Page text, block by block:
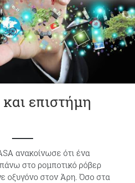
επιστήμη
ανακοίνωσε ότι ένα
στο ρομποτικό ρόβερ
οξυγόνο στον Άρη. Όσο στα